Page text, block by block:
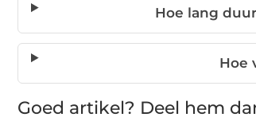
Hoe lang
Hoe
Goed artikel? Deel hem